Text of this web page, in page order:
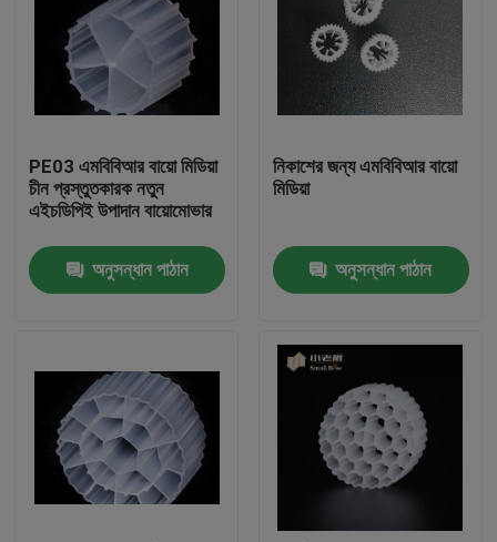
পণ্য
আমাদের সম্পর্কে
PE03 এমবিবিআর বায়ো মিডিয়া
চীন প্রস্তুতকারক নতুন
এইচডিপিই উপাদান বায়োমোভার
অনুসন্ধান পাঠান
নিকাশের জন্য এমবিবিআর বায়ো
মিডিয়া
অনুসন্ধান পাঠান